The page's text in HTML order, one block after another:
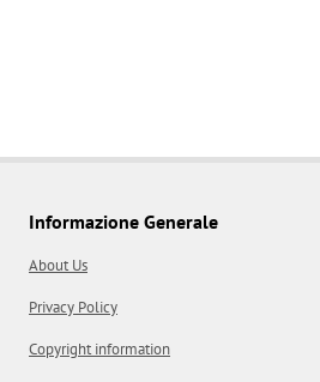
Informazione Generale
About Us
Privacy Policy
Copyright information